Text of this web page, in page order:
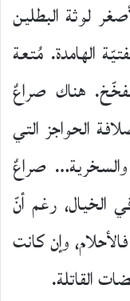
لوثة البطلين
الهامدة. مُتعة
هناك صراعٌ
الحواجز التي
صراعٌ
الخيال، رغم أنّ
وإن كانت
القاتلة.